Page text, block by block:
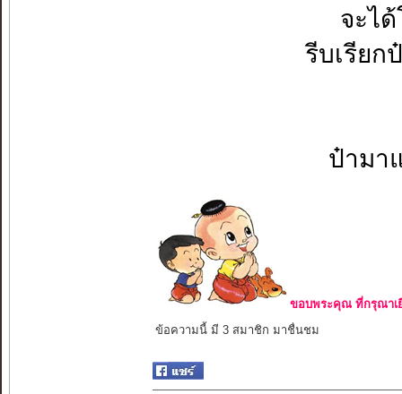
จะไ
รีบเรียก
ป๋ามา
ขอบพระคุณ ที่กรุณาเ
ข้อความนี้ มี 3 สมาชิก มาชื่นชม